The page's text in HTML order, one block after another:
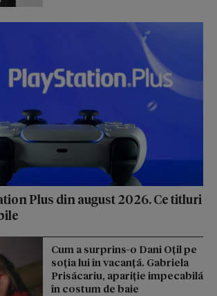
Plus din august 2026. Ce titluri
Cum a surprins-o Dani Oțil pe
soția lui în vacanță. Gabriela
Prisăcariu, apariție impecabilă
în costum de baie